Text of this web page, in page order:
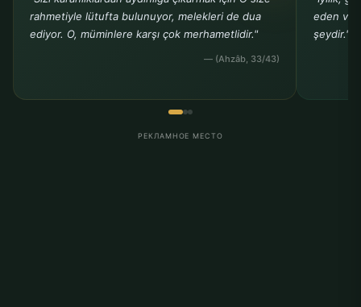
rahmetiyle lütufta bulunuyor, melekleri de dua
ediyor. O, müminlere karşı çok merhametlidir."
— (Ahzâb, 33/43)
eden ve
şeydir."
РЕКЛАМНОЕ МЕСТО